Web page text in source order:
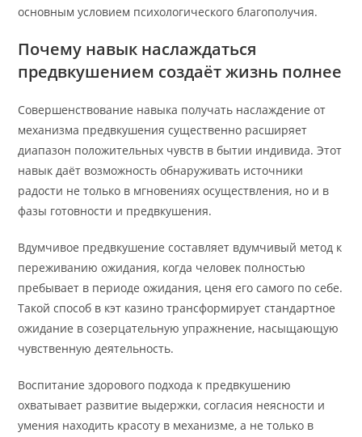
основным условием психологического благополучия.
Почему навык наслаждаться
предвкушением создаёт жизнь полнее
Совершенствование навыка получать наслаждение от
механизма предвкушения существенно расширяет
диапазон положительных чувств в бытии индивида. Этот
навык даёт возможность обнаруживать источники
радости не только в мгновениях осуществления, но и в
фазы готовности и предвкушения.
Вдумчивое предвкушение составляет вдумчивый метод к
переживанию ожидания, когда человек полностью
пребывает в периоде ожидания, ценя его самого по себе.
Такой способ в кэт казино трансформирует стандартное
ожидание в созерцательную упражнение, насыщающую
чувственную деятельность.
Воспитание здорового подхода к предвкушению
охватывает развитие выдержки, согласия неясности и
умения находить красоту в механизме, а не только в